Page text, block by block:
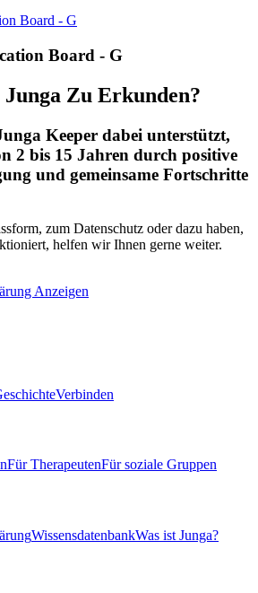
Board - G
Zu Erkunden?
Keeper dabei unterstützt,
2 bis 15 Jahren durch positive
und gemeinsame Fortschritte
zum Datenschutz oder dazu haben,
helfen wir Ihnen gerne weiter.
Anzeigen
Verbinden
Für TherapeutenFür soziale Gruppen
WissensdatenbankWas ist Junga?